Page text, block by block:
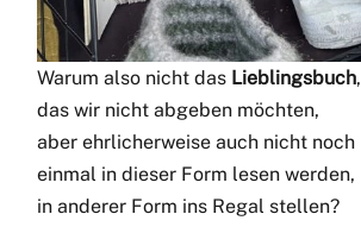
Warum also nicht das Lieblingsbuch,
das wir nicht abgeben möchten,
aber ehrlicherweise auch nicht noch
einmal in dieser Form lesen werden,
in anderer Form ins Regal stellen?